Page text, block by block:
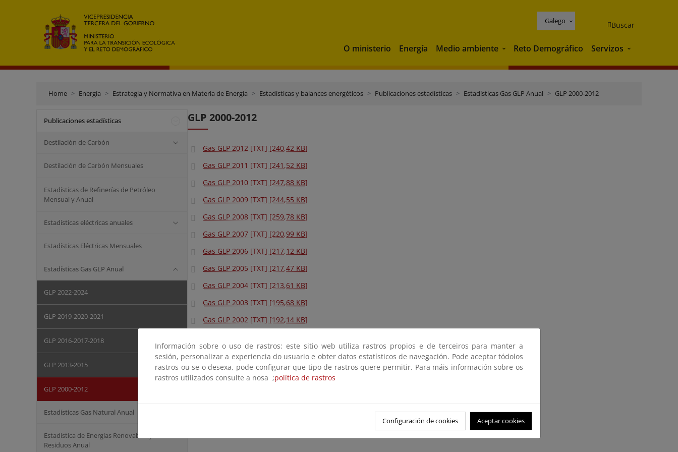
Galego Buscar
O ministerio Energía Medio ambiente Medio ambiente
Reto Demográfico Servizos Servizos
Home Energía Estrategia y Normativa en Materia de Energía Estadísticas y balances energéticos Publicaciones estadísticas Estadísticas Gas GLP Anual GLP 2000-2012
Publicaciones estadísticas
Destilación de Carbón
Destilación de Carbón Mensuales
Estadísticas de Refinerías de Petróleo
Mensual y Anual
Estadísticas eléctricas anuales
Estadísticas Eléctricas Mensuales
Estadísticas Gas GLP Anual
GLP 2022-2024
GLP 2019-2020-2021
GLP 2016-2017-2018
GLP 2013-2015
GLP 2000-2012
Estadísticas Gas Natural Anual
Estadística de Energías Renovables y
Residuos Anual
GLP 2000-2012
Gas GLP 2012 [TXT] [240,42 KB]
Gas GLP 2011 [TXT] [241,52 KB]
Gas GLP 2010 [TXT] [247,88 KB]
Gas GLP 2009 [TXT] [244,55 KB]
Gas GLP 2008 [TXT] [259,78 KB]
Gas GLP 2007 [TXT] [220,99 KB]
Gas GLP 2006 [TXT] [217,12 KB]
Gas GLP 2005 [TXT] [217,47 KB]
Gas GLP 2004 [TXT] [213,61 KB]
Gas GLP 2003 [TXT] [195,68 KB]
Gas GLP 2002 [TXT] [192,14 KB]
Gas GLP 2000 [TXT] [163,53 KB]
Información sobre o uso de rastros: este sitio web utiliza rastros propios e de terceiros para manter a
sesión, personalizar a experiencia do usuario e obter datos estatísticos de navegación. Pode aceptar tódolos
rastros ou se o desexa, pode configurar que tipo de rastros quere permitir. Para máis información sobre os
rastros utilizados consulte a nosa ;política de rastros
Configuración de cookies Aceptar cookies